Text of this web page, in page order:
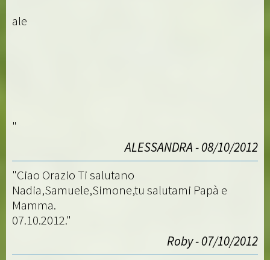
ale
"
ALESSANDRA - 08/10/2012
"Ciao Orazio Ti salutano
Nadia,Samuele,Simone,tu salutami Papà e
Mamma.
07.10.2012."
Roby - 07/10/2012